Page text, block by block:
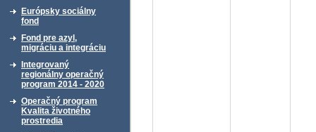
Európsky sociálny
fond
Fond pre azyl,
migráciu a integráciu
Integrovaný
regionálny operačný
program 2014 - 2020
Operačný program
Kvalita životného
prostredia